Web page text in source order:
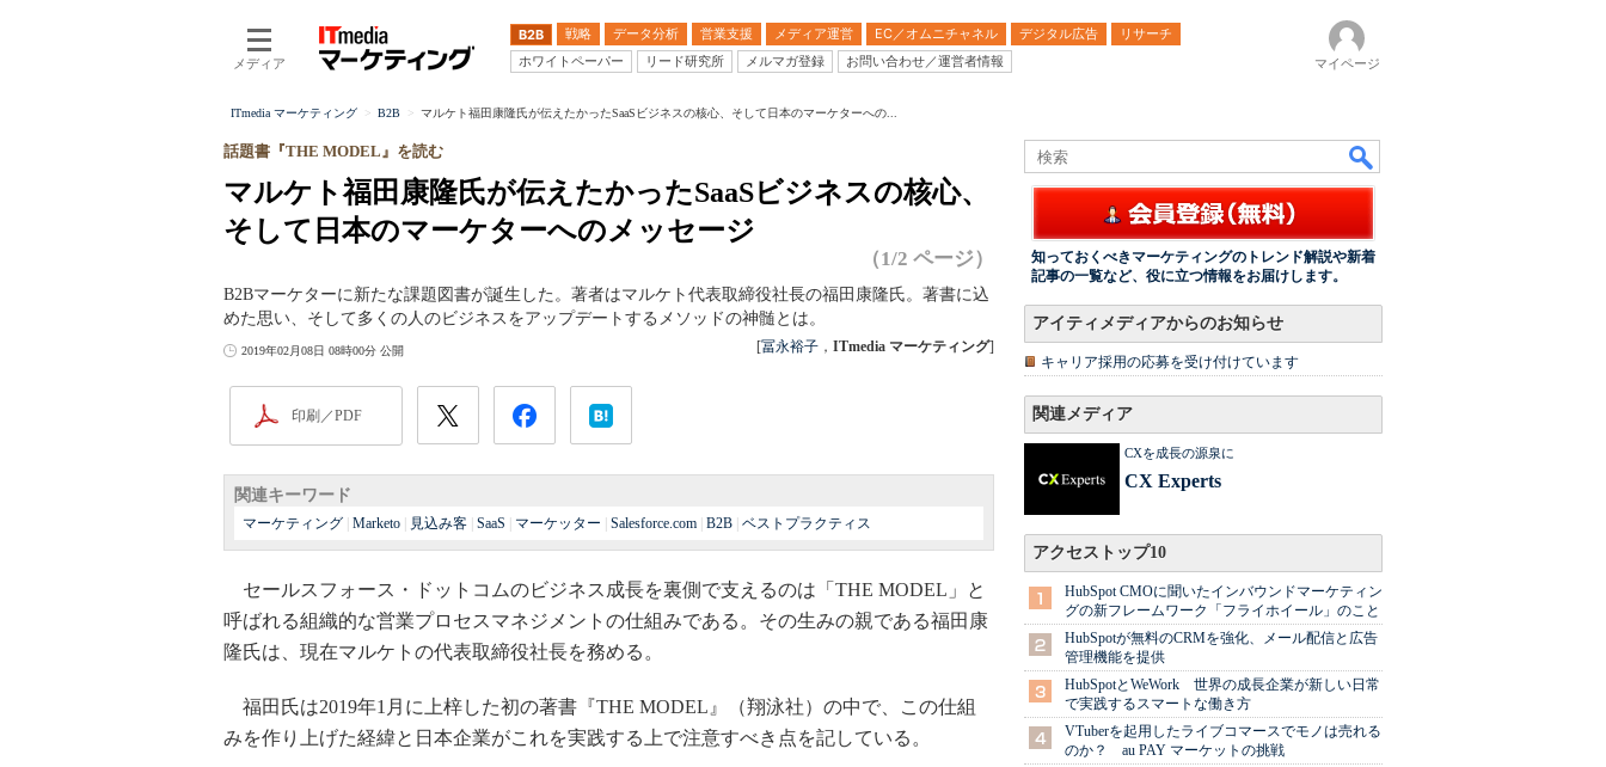
メディア
B2B 戦略 データ分析 営業支援 メディア運営 EC／オムニチャネル デジタル広告
リサーチ
ホワイトペーパー
リード研究所 メルマガ登録 お問い合わせ／運営者情報 マイページ
ITmedia マーケティング B2B マルケト福田康隆氏が伝えたかったSaaSビジネスの核心、そして日本のマーケターへの...
マルケト福田康隆氏が伝えたかったSaaSビジネスの核心、
そして日本のマーケターへのメッセージ
話題書『THE MODEL』を読む
（1/2 ページ）
B2Bマーケターに新たな課題図書が誕生した。著者はマルケト代表取締役社長の福田康隆氏。著書に込
めた思い、そして多くの人のビジネスをアップデートするメソッドの神髄とは。
2019年02月08日 08時00分 公開 [冨永裕子 ， ITmedia マーケティング]
印刷／PDF
関連キーワード
マーケティング Marketo 見込み客 SaaS マーケッター Salesforce.com B2B ベストプラクティス
セールスフォース・ドットコムのビジネス成長を裏側で支えるのは「THE MODEL」と
呼ばれる組織的な営業プロセスマネジメントの仕組みである。その生みの親である福田康
隆氏は、現在マルケトの代表取締役社長を務める。
福田氏は2019年1月に上梓した初の著書『THE MODEL』（翔泳社）の中で、この仕組
みを作り上げた経緯と日本企業がこれを実践する上で注意すべき点を記している。
知っておくべきマーケティングのトレンド解説や新着
記事の一覧など、役に立つ情報をお届けします。
アイティメディアからのお知らせ
キャリア採用の応募を受け付けています
関連メディア
CXを成長の源泉に
CX Experts
アクセストップ10
HubSpot CMOに聞いたインバウンドマーケティン
グの新フレームワーク「フライホイール」のこと
HubSpotが無料のCRMを強化、メール配信と広告
管理機能を提供
HubSpotとWeWork 世界の成長企業が新しい日常
で実践するスマートな働き方
VTuberを起用したライブコマースでモノは売れる
のか？ au PAY マーケットの挑戦